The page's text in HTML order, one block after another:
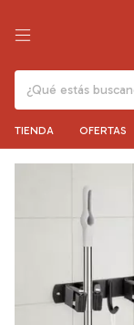
TIENDA OFERTAS